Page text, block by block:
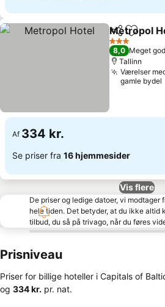
Del Føj til
Metropol
3 Stjerner
8,0 Meget
Tallinn
Værelser
gamle bydel
Af 334 kr.
Se priser fra 16 hjemmesider
Vis flere
De priser og ledige datoer, vi
hele tiden. Det betyder, at du ikke altid
tilbud, du så på trivago, når du føres
Prisniveau
Priser for billige hoteller i Capitals of
og ‎334 kr. pr. nat.